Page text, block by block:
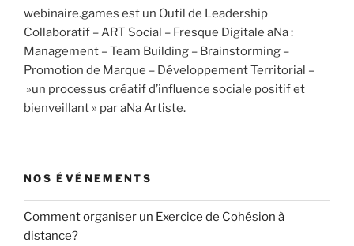
webinaire.games est un Outil de Leadership
Collaboratif – ART Social – Fresque Digitale aNa :
Management – Team Building – Brainstorming –
Promotion de Marque – Développement Territorial –
»un processus créatif d’influence sociale positif et
bienveillant » par aNa Artiste.
NOS ÉVÉNEMENTS
Comment organiser un Exercice de Cohésion à
distance?